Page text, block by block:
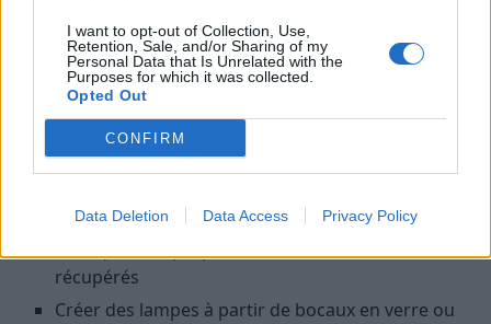
I want to opt-out of Collection, Use,
Retention, Sale, and/or Sharing of my
Personal Data that Is Unrelated with the
Purposes for which it was collected.
Opted Out
CONFIRM
Data Deletion Data Access Privacy Policy
Réaliser des DIY pour personnaliser
son intérieur
Les projets DIY sont une excellente façon d’apporter
une touche personnelle et chaleureuse à moindre
coût.
Exemples concrets
récupérés
Créer des lampes à partir de bocaux en verre ou